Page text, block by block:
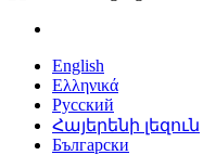
English
Ελληνικά
Русский
Հայերենի լեզուն
Български